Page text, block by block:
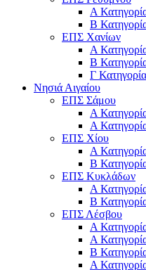
Α
Β
ΕΠΣ Χανίων
Α
Β
Γ Κατηγορία
Νησιά Αιγαίου
ΕΠΣ Σάμου
Α
Α
ΕΠΣ Χίου
Α
Β
ΕΠΣ Κυκλάδων
Α
Β
ΕΠΣ Λέσβου
Α
Α
B
Α